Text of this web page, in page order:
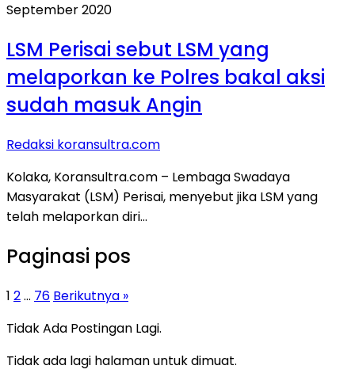
September 2020
LSM Perisai sebut LSM yang
melaporkan ke Polres bakal aksi
sudah masuk Angin
Redaksi koransultra.com
Kolaka, Koransultra.com – Lembaga Swadaya
Masyarakat (LSM) Perisai, menyebut jika LSM yang
telah melaporkan diri…
Paginasi pos
1 2… 76 Berikutnya »
Tidak Ada Postingan Lagi.
Tidak ada lagi halaman untuk dimuat.